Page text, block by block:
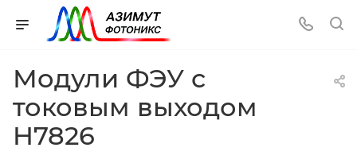
Модули ФЭУ с
токовым выходом
H7826